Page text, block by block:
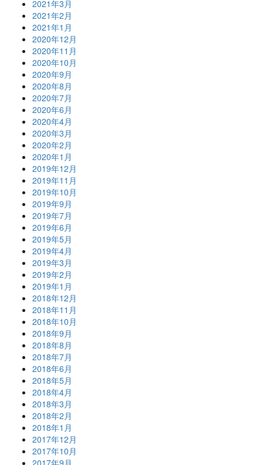
2021年3月
2021年2月
2021年1月
2020年12月
2020年11月
2020年10月
2020年9月
2020年8月
2020年7月
2020年6月
2020年4月
2020年3月
2020年2月
2020年1月
2019年12月
2019年11月
2019年10月
2019年9月
2019年7月
2019年6月
2019年5月
2019年4月
2019年3月
2019年2月
2019年1月
2018年12月
2018年11月
2018年10月
2018年9月
2018年8月
2018年7月
2018年6月
2018年5月
2018年4月
2018年3月
2018年2月
2018年1月
2017年12月
2017年10月
2017年9月